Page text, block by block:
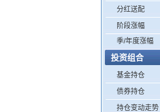
分红送配
阶段涨幅
季/年度涨幅
投资组合
基金持仓
债券持仓
持仓变动走势